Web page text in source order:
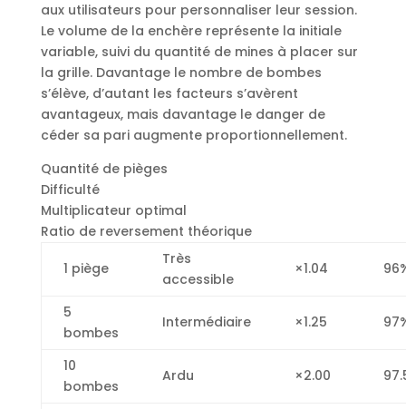
aux utilisateurs pour personnaliser leur session.
Le volume de la enchère représente la initiale
variable, suivi du quantité de mines à placer sur
la grille. Davantage le nombre de bombes
s’élève, d’autant les facteurs s’avèrent
avantageux, mais davantage le danger de
céder sa pari augmente proportionnellement.
Quantité de pièges
Difficulté
Multiplicateur optimal
Ratio de reversement théorique
1 piège
Très
accessible
×1.04
5
bombes
Intermédiaire ×1.25
10
bombes
Ardu ×2.00